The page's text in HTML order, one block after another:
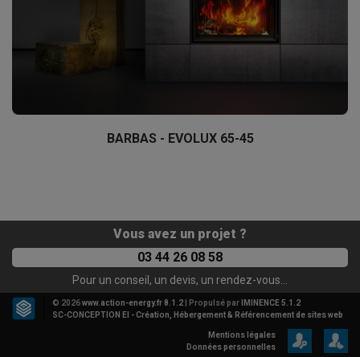
BARBAS - EVOLUX 65-45
Vous avez un projet ?
03 44 26 08 58
Pour un conseil, un devis, un rendez-vous...
© 2026www.action-energy.fr 8.1.2 | Propulsé par
IMINENCE 5.1.2
SC-CONCEPTION EI - Création, Hébergement & Référencement de sites web
Mentions légales
Données personnelles